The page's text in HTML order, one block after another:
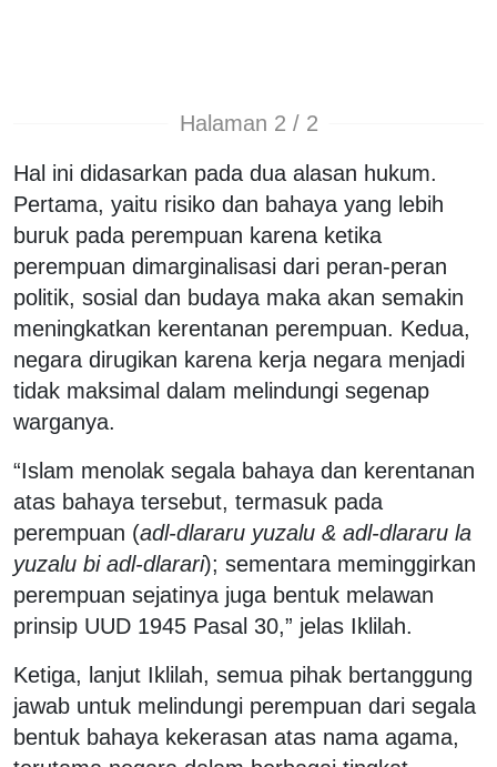
Halaman 2 / 2
Hal ini didasarkan pada dua alasan hukum.
Pertama, yaitu risiko dan bahaya yang lebih
buruk pada perempuan karena ketika
perempuan dimarginalisasi dari peran-peran
politik, sosial dan budaya maka akan semakin
meningkatkan kerentanan perempuan. Kedua,
negara dirugikan karena kerja negara menjadi
tidak maksimal dalam melindungi segenap
warganya.
“Islam menolak segala bahaya dan kerentanan
atas bahaya tersebut, termasuk pada
perempuan (adl-dlararu yuzalu & adl-dlararu la
yuzalu bi adl-dlarari); sementara meminggirkan
perempuan sejatinya juga bentuk melawan
prinsip UUD 1945 Pasal 30,” jelas Iklilah.
Ketiga, lanjut Iklilah, semua pihak bertanggung
jawab untuk melindungi perempuan dari segala
bentuk bahaya kekerasan atas nama agama,